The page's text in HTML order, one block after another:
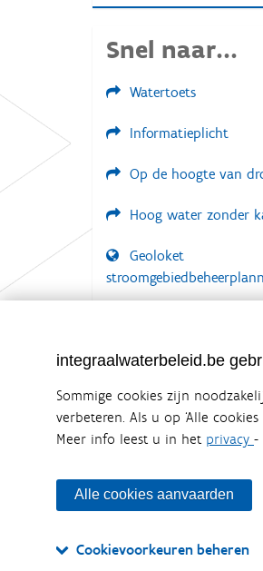
Snel naar...
Watertoets
Informatieplicht
Op de hoogte van
Hoog water zonder
Geoloket
integraalwaterbeleid.be
Sommige cookies zijn
verbeteren. Als u op ‘Alle
Meer info leest u in het privacy -
Alle cookies aanvaarden
Cookievoorkeuren beheren
De Coördinatiecommissie
zijn. Ook waterbedrijven
OVER CIW DISCLAIMER